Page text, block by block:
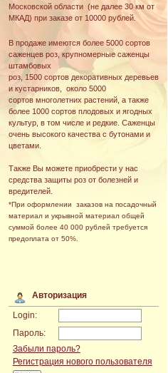
Московской области (не далее 30 км от
МКАД) при заказе от 10000 рублей.
В продаже имеются более 5000 сортов
саженцев роз, крупномерные саженцы
штамбовых
роз, 1500 сортов декоративных деревьев
и кустарников, около 5000
сортов многолетних растений, а также
более 1000 сортов плодовых и ягодных
культур, в том числе и редкие. Саженцы
очень высокого качества с бутонами и
цветами.
Также Вы можете приобрести у нас
средства защиты роз от болезней и
вредителей.
*При оформлении заказов на посадочный
материал и укрывной материал общей
суммой более 40 000 рублей требуется
предоплата от 50%.
Авторизация
Login:
Пароль:
Забыли пароль?
Регистрация нового пользователя